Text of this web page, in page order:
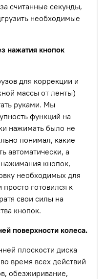
считанные секунды,
необходимые
нажатия кнопок
для коррекции и
массы от ленты)
руками. Мы
функций на
нажимать было не
понимал, какие
автоматически, а
кнопок,
необходимых для
готовился к
свои силы на
кнопок.
поверхности колеса.
плоскости диска
время всех действий
обезжиривание,